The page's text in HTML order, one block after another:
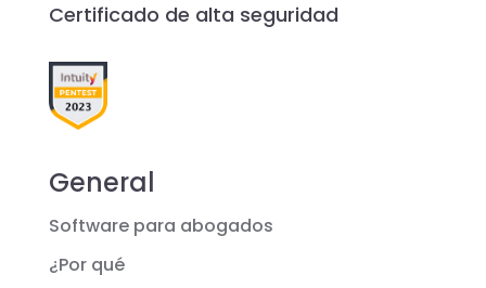
Certificado de alta seguridad
General
Software para abogados
¿Por qué